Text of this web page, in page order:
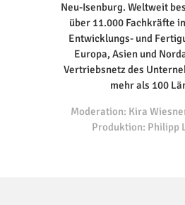
Neu-Isenburg. Weltweit
über 11.000 Fachkräfte
Entwicklungs- und
Europa, Asien und
Vertriebsnetz des
mehr als 100
Moderation: Kira
Produktion: Philipp